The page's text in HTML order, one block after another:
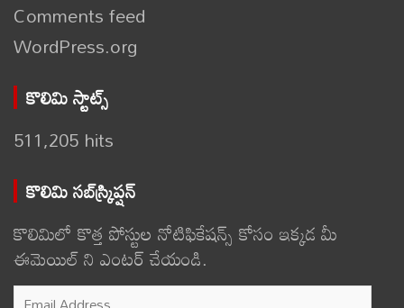
Comments feed
WordPress.org
కొలిమి స్టాట్స్
511,205 hits
కొలిమి సబ్‌స్క్రిప్షన్
కొలిమిలో కొత్త పోస్టుల నోటిఫికేషన్స్ కోసం ఇక్కడ మీ
ఈమెయిల్ ని ఎంటర్ చేయండి.
Email